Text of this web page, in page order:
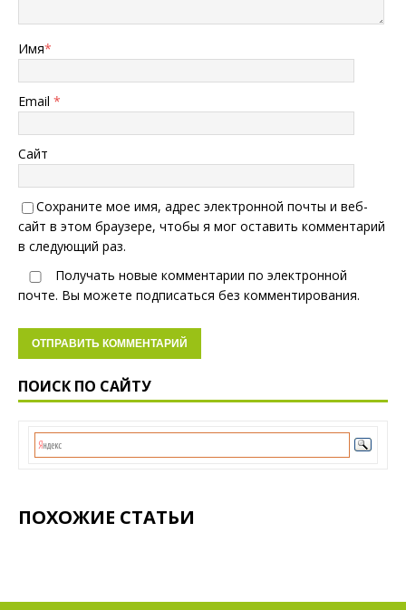
Имя*
Email *
Сайт
Сохраните мое имя, адрес электронной почты и веб-
сайт в этом браузере, чтобы я мог оставить комментарий
в следующий раз.
Получать новые комментарии по электронной
почте. Вы можете подписаться без комментирования.
ПОИСК ПО САЙТУ
ПОХОЖИЕ СТАТЬИ